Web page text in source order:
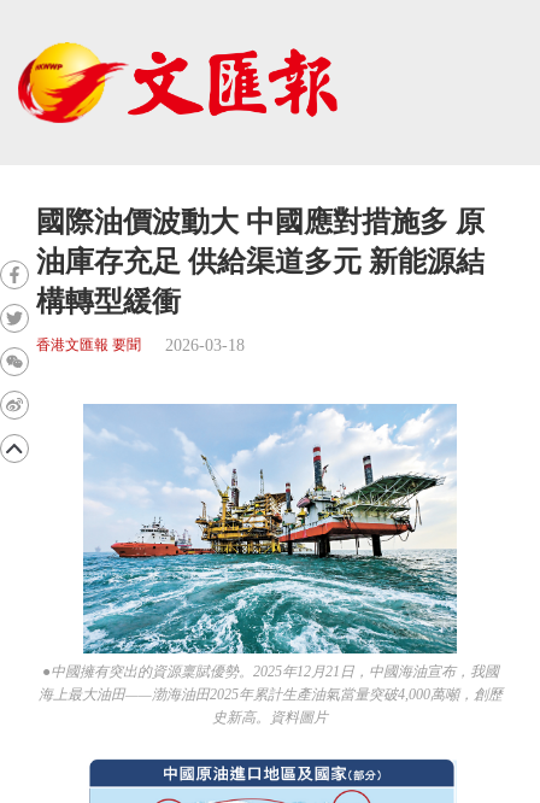
國際油價波動大 中國應對措施多 原
油庫存充足 供給渠道多元 新能源結
構轉型緩衝
香港文匯報 要聞 2026-03-18
●中國擁有突出的資源稟賦優勢。2025年12月21日，中國海油宣布，我國
海上最大油田——渤海油田2025年累計生產油氣當量突破4,000萬噸，創歷
史新高。資料圖片